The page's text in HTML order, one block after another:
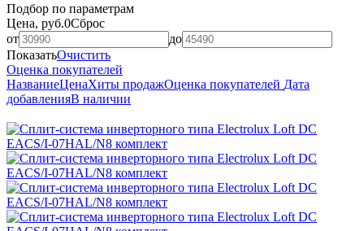
Подбор по параметрам
Цена, руб.0Сброс
от
до
ПоказатьОчистить
Оценка покупателей
НазваниеЦенаХиты продажОценка покупателей Дата
добавленияВ наличии